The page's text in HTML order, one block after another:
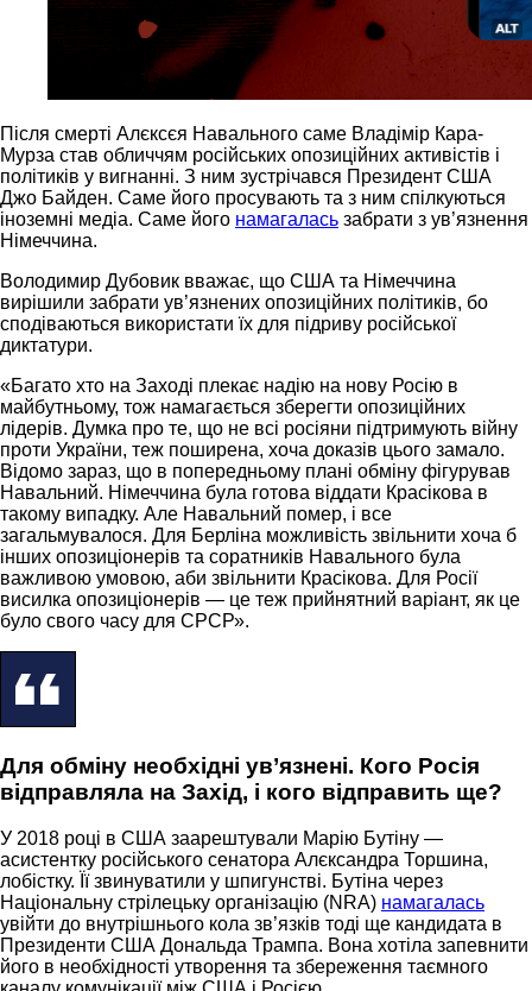
Після смерті Алєксєя Навального саме Владімір Кара-
Мурза став обличчям російських опозиційних активістів і
політиків у вигнанні. З ним зустрічався Президент США
Джо Байден. Саме його просувають та з ним спілкуються
іноземні медіа. Саме його намагалась забрати з ув’язнення
Німеччина.
Володимир Дубовик вважає, що США та Німеччина
вирішили забрати ув’язнених опозиційних політиків, бо
сподіваються використати їх для підриву російської
диктатури.
«Багато хто на Заході плекає надію на нову Росію в
майбутньому, тож намагається зберегти опозиційних
лідерів. Думка про те, що не всі росіяни підтримують війну
проти України, теж поширена, хоча доказів цього замало.
Відомо зараз, що в попередньому плані обміну фігурував
Навальний. Німеччина була готова віддати Красікова в
такому випадку. Але Навальний помер, і все
загальмувалося. Для Берліна можливість звільнити хоча б
інших опозиціонерів та соратників Навального була
важливою умовою, аби звільнити Красікова. Для Росії
висилка опозиціонерів — це теж прийнятний варіант, як це
було свого часу для СРСР».
Для обміну необхідні ув’язнені. Кого Росія
відправляла на Захід, і кого відправить ще?
У 2018 році в США заарештували Марію Бутіну —
асистентку російського сенатора Алєксандра Торшина,
лобістку. Її звинуватили у шпигунстві. Бутіна через
Національну стрілецьку організацію (NRA) намагалась
увійти до внутрішнього кола зв’язків тоді ще кандидата в
Президенти США Дональда Трампа. Вона хотіла запевнити
його в необхідності утворення та збереження таємного